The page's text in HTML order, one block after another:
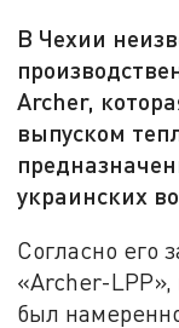
В Чехии
Archer,
выпуском
украинских
Согласно его
«Archer-
был